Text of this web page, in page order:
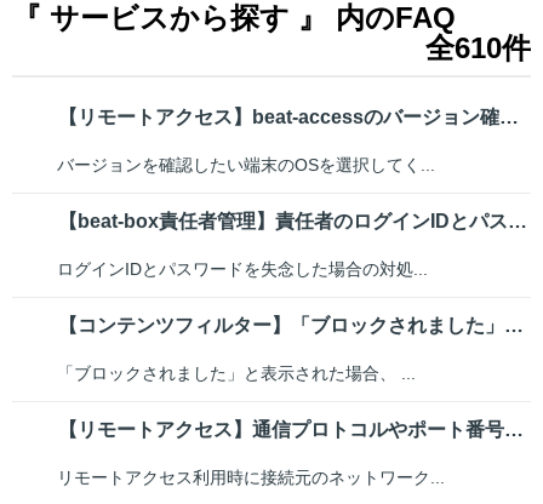
『 サービスから探す 』 内のFAQ
全610件
【リモートアクセス】beat-accessのバージョン確認と最新バージョン...
バージョンを確認したい端末のOSを選択してく...
【beat-box責任者管理】責任者のログインIDとパスワードがわかりません
ログインIDとパスワードを失念した場合の対処...
【コンテンツフィルター】「ブロックされました」と表示され、Webページが閲...
「ブロックされました」と表示された場合、 ...
【リモートアクセス】通信プロトコルやポート番号について
リモートアクセス利用時に接続元のネットワーク...